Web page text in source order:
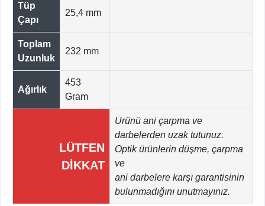
Tüp
Çapı
25,4 mm
Toplam
Uzunluk
232 mm
Ağırlık
453
Gram
LÜTFEN
DİKKAT
Ürünü ani çarpma ve
darbelerden uzak tutunuz.
Optik ürünlerin düşme, çarpma
ve
ani darbelere karşı garantisinin
bulunmadığını unutmayınız.